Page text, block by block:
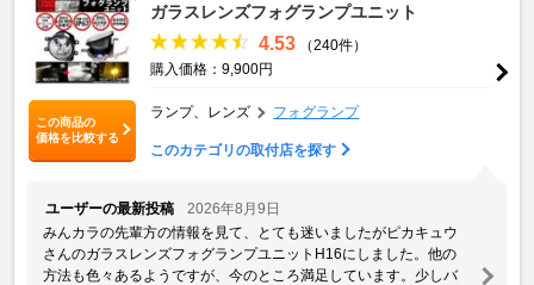
この商品の
価格を比較する
ガラスレンズフォグランプユニット
4.53
（240件）
購入価格：9,900円
ランプ、レンズ フォグランプ
このカテゴリの取付店を探す
ユーザーの最新投稿
2026年8月9日
みんカラの先輩方の情報を見て、とても迷いましたがピカキュウ
さんのガラスレンズフォグランプユニットH16にしました。他の
方法も色々あるようですが、今のところ満足しています。少しバ